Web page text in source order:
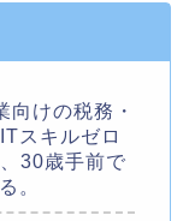
向けの税務・
スキルゼロ
30歳手前で
。